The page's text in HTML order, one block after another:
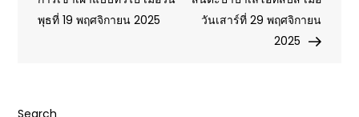
พุธที่ 19 พฤศจิกายน 2025
วันเสาร์ที่ 29 พฤศจิกายน
2025
Search